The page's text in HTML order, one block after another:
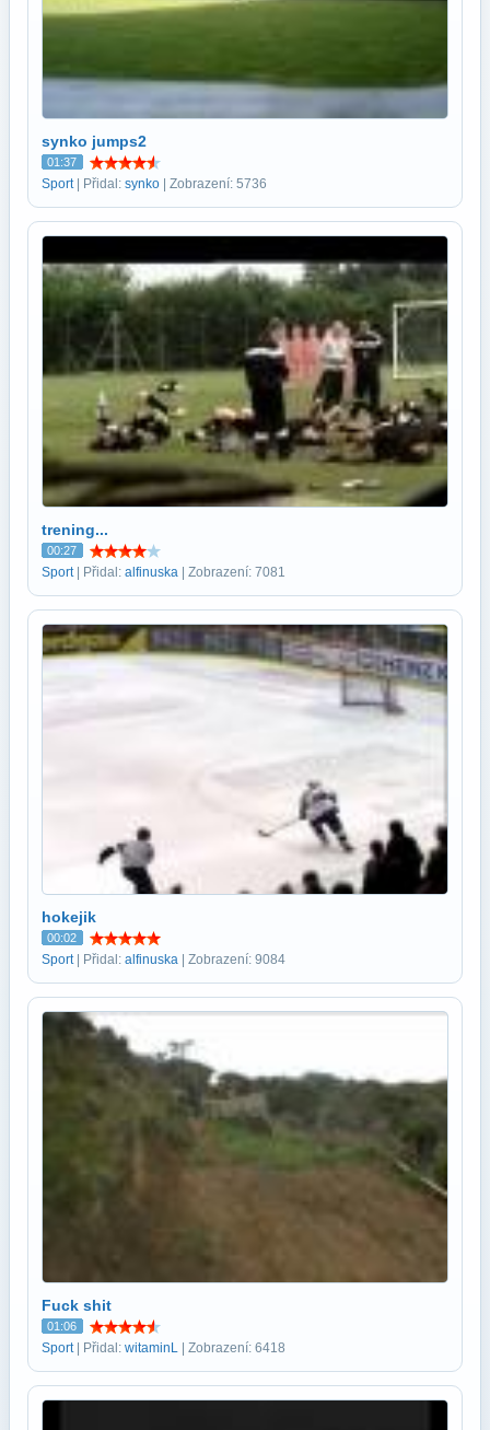
synko jumps2
01:37
Sport| Přidal: synko | Zobrazení: 5736
trening...
00:27
Sport| Přidal: alfinuska | Zobrazení: 7081
hokejik
00:02
Sport| Přidal: alfinuska | Zobrazení: 9084
Fuck shit
01:06
Sport| Přidal: witaminL | Zobrazení: 6418